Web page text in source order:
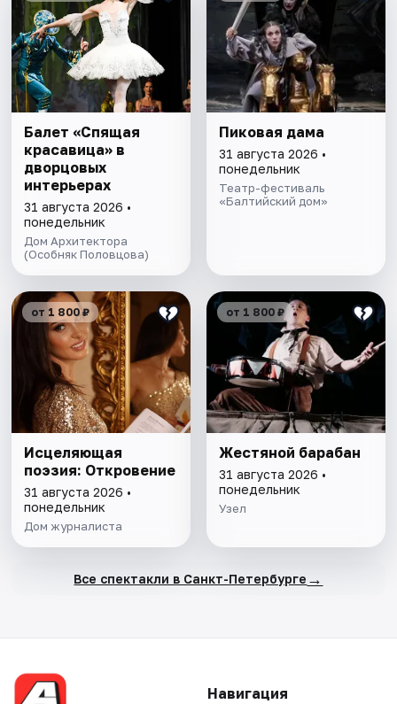
Балет «Спящая
красавица» в
дворцовых
интерьерах
31 августа 2026 •
понедельник
Дом Архитектора
(Особняк Половцова)
Пиковая дама
31 августа 2026 •
понедельник
Театр-фестиваль
«Балтийский дом»
от 1 800 ₽
Исцеляющая
поэзия: Откровение
31 августа 2026 •
понедельник
Дом журналиста
от 1 800 ₽
Жестяной барабан
31 августа 2026 •
понедельник
Узел
Все спектакли в Санкт-Петербурге →
Навигация